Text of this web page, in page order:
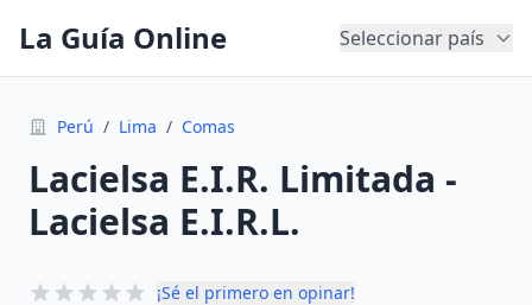
La Guía Online Seleccionar país
Perú / Lima / Comas
Lacielsa E.I.R. Limitada -
Lacielsa E.I.R.L.
¡Sé el primero en opinar!